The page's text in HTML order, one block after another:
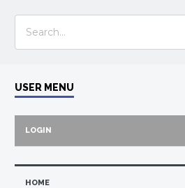
USER MENU
LOGIN
HOME